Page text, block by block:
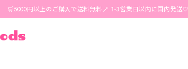
円以上のご購入で送料無料🪄 1-3営業日以内に国内発送🤍